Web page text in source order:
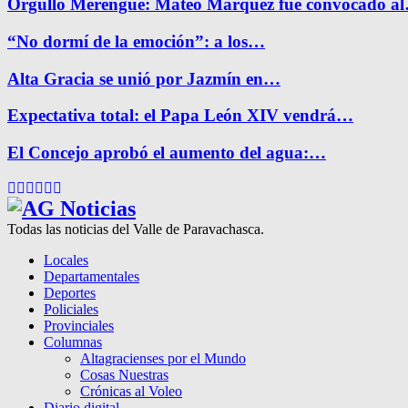
Orgullo Merengue: Mateo Márquez fue convocado
“No dormí de la emoción”: a los…
Alta Gracia se unió por Jazmín en…
Expectativa total: el Papa León XIV vendrá…
El Concejo aprobó el aumento del agua:…
Facebook
Twitter
Instagram
Pinterest
Google
Todas las noticias del Valle de Paravachasca.
Locales
Departamentales
Deportes
Policiales
Provinciales
Columnas
Altagracienses por el Mundo
Cosas Nuestras
Crónicas al Voleo